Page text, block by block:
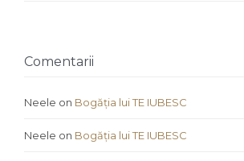
Comentarii
Neele on Bogăția lui TE IUBESC
Neele on Bogăția lui TE IUBESC